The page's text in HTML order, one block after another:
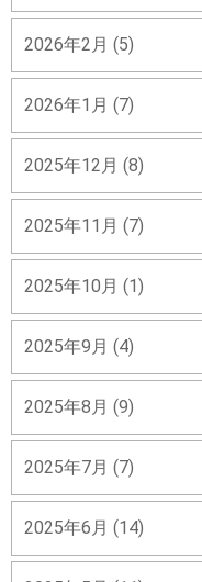
2026年2月 (5)
2026年1月 (7)
2025年12月 (8)
2025年11月 (7)
2025年10月 (1)
2025年9月 (4)
2025年8月 (9)
2025年7月 (7)
2025年6月 (14)